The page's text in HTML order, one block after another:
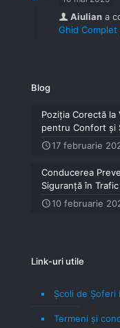
Aiulian a
Ghid
Blog
Poziția Corectă la
pentru Confort și
17 februarie
Conducerea
Siguranță în Trafic
10 februarie
Link-uri utile
Școli de Șoferi
Termeni şi